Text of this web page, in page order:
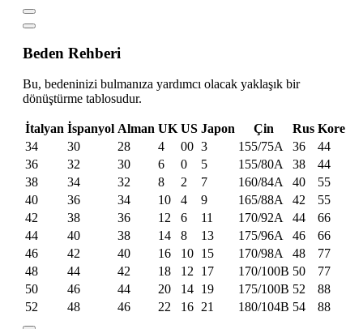
Beden Rehberi
Bu, bedeninizi bulmanıza yardımcı olacak yaklaşık bir
dönüştürme tablosudur.
İtalyan İspanyol Alman UK US Japon Çin Rus Kore
34
30 28 4 00 3 155/75A 36
44
36
32 30 6 0 5 155/80A 38
44
38
34 32 8 2 7 160/84A 40
55
40
36 34 10 4 9 165/88A 42
55
42
38 36 12 6 11 170/92A 44
66
44
40 38 14 8 13 175/96A 46
66
46
42 40 16 10 15 170/98A 48
77
48
44 42 18 12 17 170/100B 50
77
50
46 44 20 14 19 175/100B 52
88
52
48 46 22 16 21 180/104B 54 88